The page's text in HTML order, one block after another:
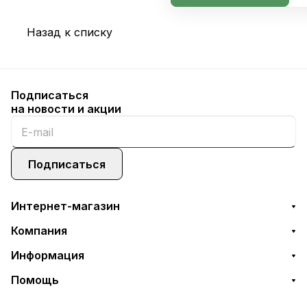
Назад к списку
Подписаться
на новости и акции
Подписаться
Интернет-магазин
Компания
Информация
Помощь